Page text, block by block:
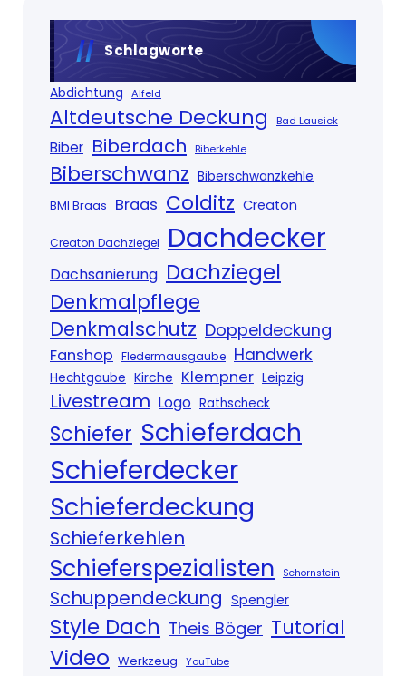
Schlagworte
Abdichtung Alfeld
Altdeutsche Deckung Bad Lausick
Biber Biberdach Biberkehle
Biberschwanz Biberschwanzkehle
BMI Braas Braas Colditz Creaton
Creaton Dachziegel Dachdecker
Dachsanierung Dachziegel
Denkmalpflege
Denkmalschutz Doppeldeckung
Fanshop Fledermausgaube Handwerk
Hechtgaube Kirche Klempner Leipzig
Livestream Logo Rathscheck
Schiefer Schieferdach
Schieferdecker
Schieferdeckung
Schieferkehlen
Schieferspezialisten Schornstein
Schuppendeckung Spengler
Style Dach Theis Böger Tutorial
Video Werkzeug YouTube